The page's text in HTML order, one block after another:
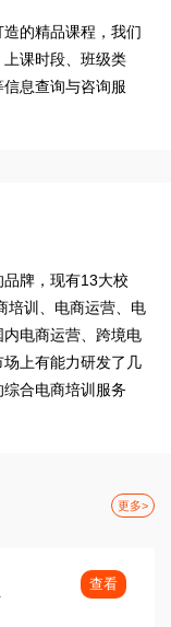
的精品课程，我们
课时段、班级类
息查询与咨询服
牌，现有13大校
培训、电商运营、电
电商运营、跨境电
上有能力研发了几
合电商培训服务
更多>
查看